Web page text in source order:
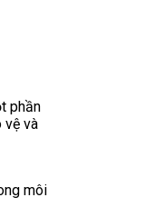
phần
vệ và
môi